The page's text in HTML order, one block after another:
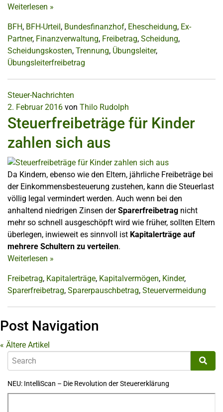
Weiterlesen »
BFH, BFH-Urteil, Bundesfinanzhof, Ehescheidung, Ex-
Partner, Finanzverwaltung, Freibetrag, Scheidung,
Scheidungskosten, Trennung, Übungsleiter,
Übungsleiterfreibetrag
Steuer-Nachrichten
2. Februar 2016 von Thilo Rudolph
Steuerfreibeträge für Kinder
zahlen sich aus
Da Kindern, ebenso wie den Eltern, jährliche Freibeträge bei
der Einkommensbesteuerung zustehen, kann die Steuerlast
völlig legal vermindert werden. Auch wenn bei den
anhaltend niedrigen Zinsen derSparerfreibetrag nicht
mehr so schnell ausgeschöpft wird wie früher, sollten Eltern
überlegen, inwieweit es sinnvoll ist Kapitalerträge auf
mehrere Schultern zu verteilen.
Weiterlesen »
Freibetrag, Kapitalerträge, Kapitalvermögen, Kinder,
Sparerfreibetrag, Sparerpauschbetrag, Steuervermeidung
Post Navigation
« Ältere Artikel
NEU: IntelliScan – Die Revolution der Steuererklärung